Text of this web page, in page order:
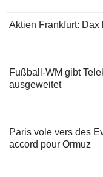
Aktien Frankfurt: Dax
Fußball-WM gibt
ausgeweitet
Paris vole vers des
accord pour Ormuz